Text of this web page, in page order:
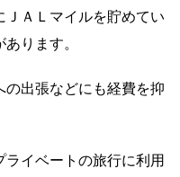
ＡＬマイルを貯めてい
ります。
の出張などにも経費を抑
イベートの旅行に利用